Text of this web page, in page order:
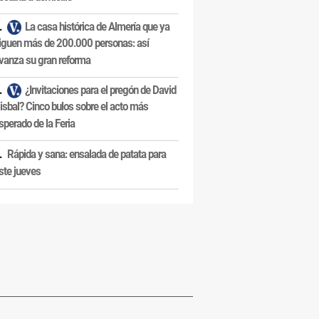
La casa histórica de Almería que ya
más de 200.000 personas: así
su gran reforma
¿Invitaciones para el pregón de David
Cinco bulos sobre el acto más
de la Feria
Rápida y sana: ensalada de patata para
jueves